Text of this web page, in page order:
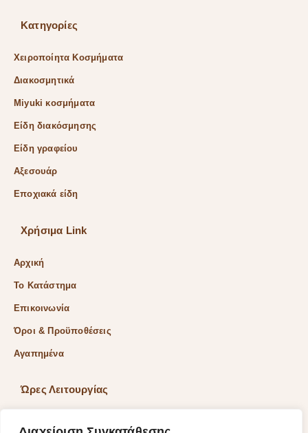
Κατηγορίες
Χειροποίητα Κοσμήματα
Διακοσμητικά
Miyuki κοσμήματα
Είδη διακόσμησης
Είδη γραφείου
Αξεσουάρ
Εποχιακά είδη
Χρήσιμα Link
Αρχική
Το Κατάστημα
Επικοινωνία
Όροι & Προϋποθέσεις
Αγαπημένα
Ώρες Λειτουργίας